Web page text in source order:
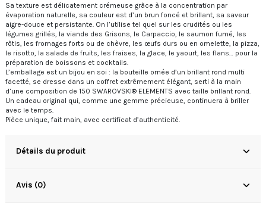
Sa texture est délicatement crémeuse grâce à la concentration par
évaporation naturelle, sa couleur est d’un brun foncé et brillant, sa saveur
aigre-douce et persistante. On l’utilise tel quel sur les crudités ou les
légumes grillés, la viande des Grisons, le Carpaccio, le saumon fumé, les
rôtis, les fromages forts ou de chèvre, les œufs durs ou en omelette, la pizza,
le risotto, la salade de fruits, les fraises, la glace, le yaourt, les flans… pour la
préparation de boissons et cocktails.
L’emballage est un bijou en soi : la bouteille ornée d’un brillant rond multi
facetté, se dresse dans un coffret extrêmement élégant, serti à la main
d’une composition de 150 SWAROVSKI® ELEMENTS avec taille brillant rond.
Un cadeau original qui, comme une gemme précieuse, continuera à briller
avec le temps.
Pièce unique, fait main, avec certificat d’authenticité.
Détails du produit
Avis (0)